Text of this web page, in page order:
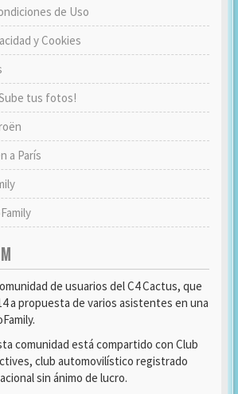
de Uso
y Cookies
tus fotos!
a París
de usuarios del C4 Cactus, que
a propuesta de varios asistentes en una
comunidad está compartido con Club
club automovilístico registrado
sin ánimo de lucro.